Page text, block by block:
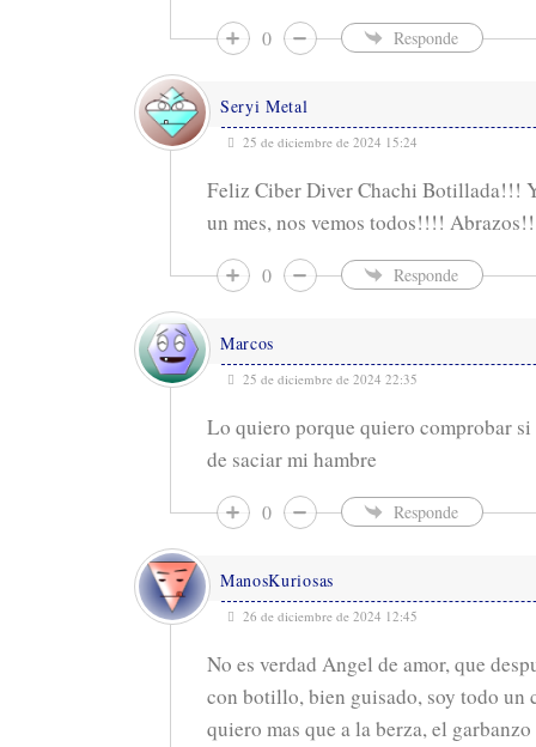
0 Responde
Seryi Metal
25 de diciembre de 2024 15:24
Feliz Ciber Diver Chachi Botillada!!!
un mes, nos vemos todos!!!!
0 Responde
Marcos
25 de diciembre de 2024 22:35
Lo quiero porque quiero comprobar si
de saciar mi hambre
0 Responde
ManosKuriosas
26 de diciembre de 2024 12:45
No es verdad Angel de amor, que
con botillo, bien guisado, soy todo un
quiero mas que a la berza, el